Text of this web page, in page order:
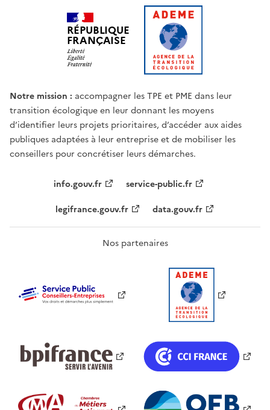
RÉPUBLIQUE
FRANÇAISE
Notre mission : accompagner les TPE et PME dans leur
transition écologique en leur donnant les moyens
d’identifier leurs projets prioritaires, d’accéder aux aides
publiques adaptées à leur entreprise et de mobiliser les
conseillers pour concrétiser leurs démarches.
info.gouv.fr
service-public.fr
legifrance.gouv.fr
data.gouv.fr
Nos partenaires